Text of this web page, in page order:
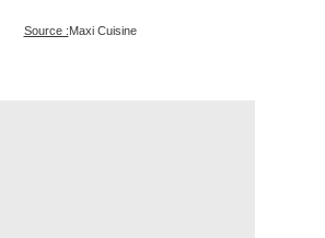
Source :Maxi Cuisine